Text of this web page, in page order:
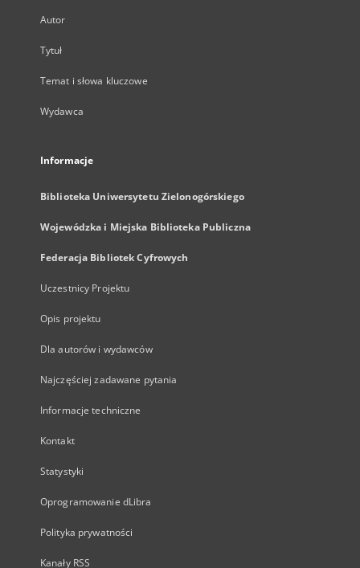
Autor
Tytuł
Temat i słowa kluczowe
Wydawca
Informacje
Biblioteka Uniwersytetu Zielonogórskiego
Wojewódzka i Miejska Biblioteka Publiczna
Federacja Bibliotek Cyfrowych
Uczestnicy Projektu
Opis projektu
Dla autorów i wydawców
Najczęściej zadawane pytania
Informacje techniczne
Kontakt
Statystyki
Oprogramowanie dLibra
Polityka prywatności
Kanały RSS